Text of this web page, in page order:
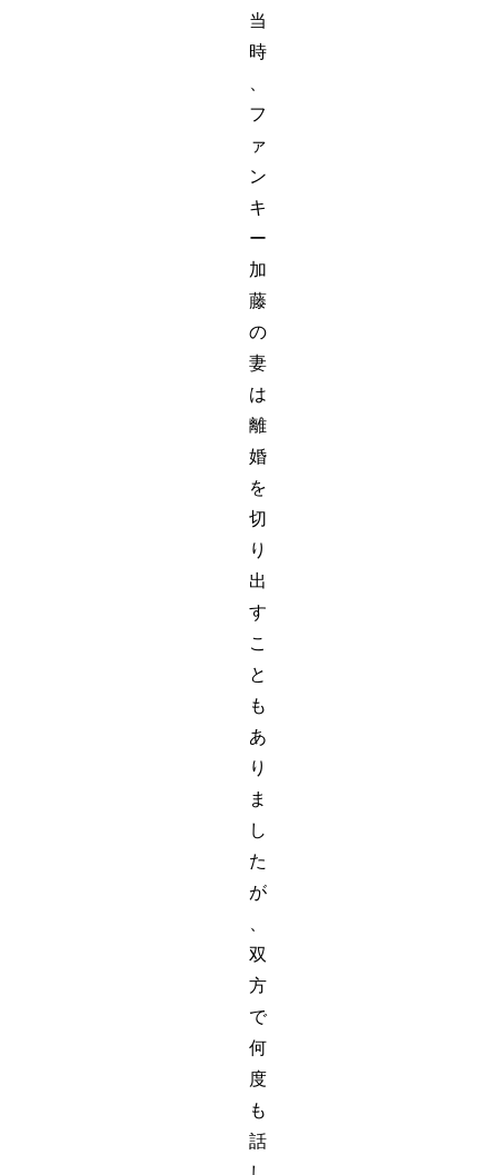
当
時
フ
ァ
ン
キ
ー
加
藤
の
妻
は
離
婚
を
切
り
出
す
こ
と
も
あ
り
ま
し
た
が
双
方
で
何
度
も
話